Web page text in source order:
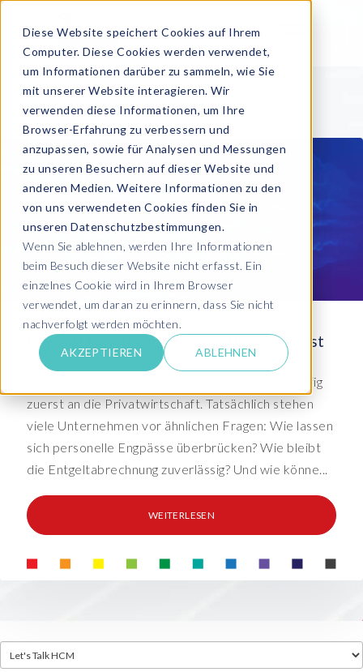
Diese Website speichert Cookies auf Ihrem
Computer. Diese Cookies werden verwendet,
um Informationen darüber zu sammeln, wie Sie
mit unserer Website interagieren. Wir
verwenden diese Informationen, um Ihre
Browser-Erfahrung zu verbessern und
anzupassen, sowie für Analysen und Messungen
zu unseren Besuchern auf dieser Website und
anderen Medien. Weitere Informationen zu den
von uns verwendeten Cookies finden Sie in
unseren Datenschutzbestimmungen.
Wenn Sie ablehnen, werden Ihre Informationen
beim Besuch dieser Website nicht erfasst. Ein
einzelnes Cookie wird in Ihrem Browser
verwendet, um daran zu erinnern, dass Sie nicht
nachverfolgt werden möchten.
AKZEPTIEREN ABLEHNEN
Payroll Outsourcing im öffentlichen Dienst
Wer über Payroll Outsourcing spricht, denkt häufig
zuerst an die Privatwirtschaft. Tatsächlich stehen
viele Unternehmen vor ähnlichen Fragen: Wie lassen
sich personelle Engpässe überbrücken? Wie bleibt
die Entgeltabrechnung zuverlässig? Und wie könne...
WEITERLESEN